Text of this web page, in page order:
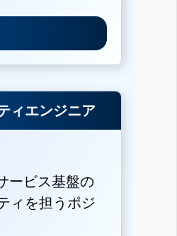
ィエンジニア
ービス基盤の
ィを担うポジ